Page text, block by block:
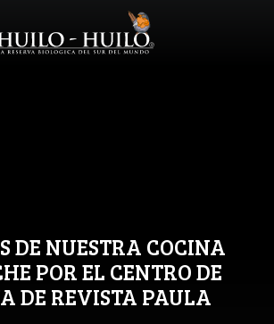
DE NUESTRA COCINA
POR EL CENTRO DE
DE REVISTA PAULA